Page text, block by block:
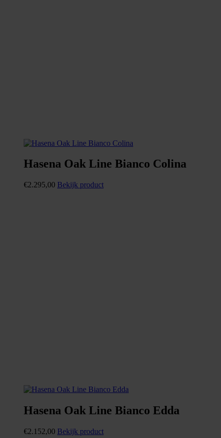
Hasena Oak Line Bianco Colina
€2.295,00 Bekijk product
Hasena Oak Line Bianco Edda
€2.152,00 Bekijk product